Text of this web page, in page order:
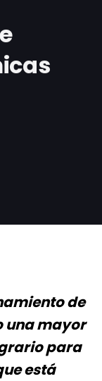
de
una mayor
para
está